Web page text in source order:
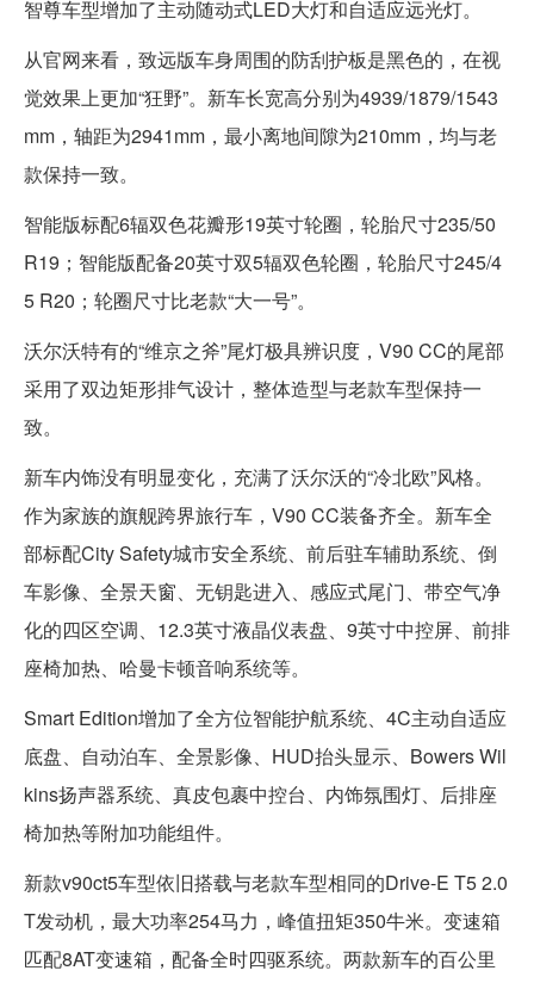
智尊车型增加了主动随动式LED大灯和自适应远光灯。
从官网来看，致远版车身周围的防刮护板是黑色的，在视
觉效果上更加“狂野”。新车长宽高分别为4939/1879/1543
mm，轴距为2941mm，最小离地间隙为210mm，均与老
款保持一致。
智能版标配6辐双色花瓣形19英寸轮圈，轮胎尺寸235/50
R19；智能版配备20英寸双5辐双色轮圈，轮胎尺寸245/4
5 R20；轮圈尺寸比老款“大一号”。
沃尔沃特有的“维京之斧”尾灯极具辨识度，V90 CC的尾部
采用了双边矩形排气设计，整体造型与老款车型保持一
致。
新车内饰没有明显变化，充满了沃尔沃的“冷北欧”风格。
作为家族的旗舰跨界旅行车，V90 CC装备齐全。新车全
部标配City Safety城市安全系统、前后驻车辅助系统、倒
车影像、全景天窗、无钥匙进入、感应式尾门、带空气净
化的四区空调、12.3英寸液晶仪表盘、9英寸中控屏、前排
座椅加热、哈曼卡顿音响系统等。
Smart Edition增加了全方位智能护航系统、4C主动自适应
底盘、自动泊车、全景影像、HUD抬头显示、Bowers Wil
kins扬声器系统、真皮包裹中控台、内饰氛围灯、后排座
椅加热等附加功能组件。
新款v90ct5车型依旧搭载与老款车型相同的Drive-E T5 2.0
T发动机，最大功率254马力，峰值扭矩350牛米。变速箱
匹配8AT变速箱，配备全时四驱系统。两款新车的百公里